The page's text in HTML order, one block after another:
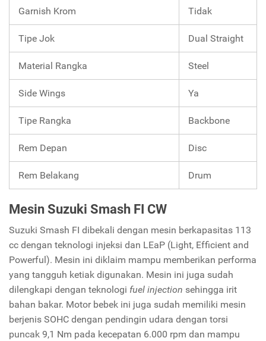
Garnish Krom Tidak
Tipe Jok Dual Straight
Material Rangka Steel
Side Wings Ya
Tipe Rangka Backbone
Rem Depan Disc
Rem Belakang Drum
Mesin Suzuki Smash FI CW
Suzuki Smash FI dibekali dengan mesin berkapasitas 113
cc dengan teknologi injeksi dan LEaP (Light, Efficient and
Powerful). Mesin ini diklaim mampu memberikan performa
yang tangguh ketiak digunakan. Mesin ini juga sudah
dilengkapi dengan teknologi fuel injection sehingga irit
bahan bakar. Motor bebek ini juga sudah memiliki mesin
berjenis SOHC dengan pendingin udara dengan torsi
puncak 9,1 Nm pada kecepatan 6.000 rpm dan mampu